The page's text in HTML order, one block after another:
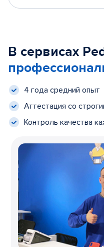
В сервисах
4 года средний опыт
Аттестация со
Контроль качества